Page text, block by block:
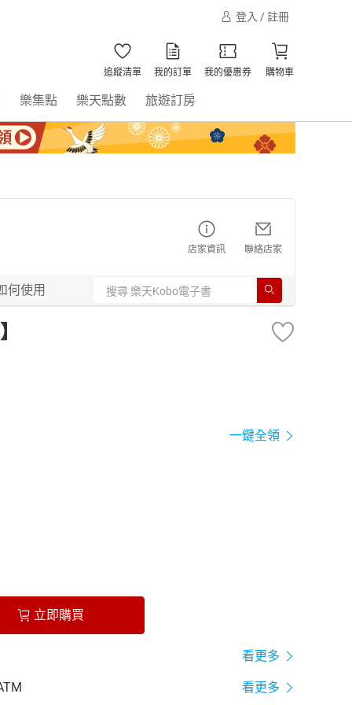
登入 / 註冊
追蹤清單 我的訂單 我的優惠券 購物車
樂集點 樂天點數 旅遊訂房
店家資訊 聯絡店家
何使用
一鍵全領
立即購買
看更多
看更多